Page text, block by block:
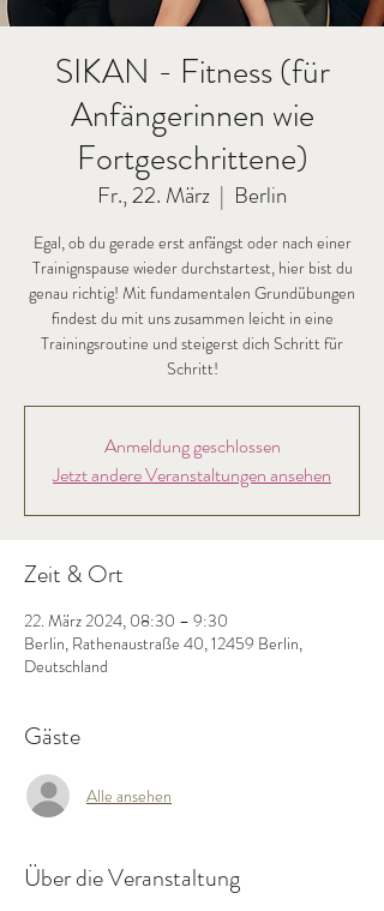
SIKAN - Fitness (für
Anfängerinnen wie
Fortgeschrittene)
Fr., 22. März
  |
Berlin
Egal, ob du gerade erst anfängst oder nach einer
Trainignspause wieder durchstartest, hier bist du
genau richtig! Mit fundamentalen Grundübungen
findest du mit uns zusammen leicht in eine
Trainingsroutine und steigerst dich Schritt für
Schritt!
Anmeldung geschlossen
Jetzt andere Veranstaltungen ansehen
Zeit & Ort
22. März 2024, 08:30 – 9:30
Berlin, Rathenaustraße 40, 12459 Berlin,
Deutschland
Gäste
Alle ansehen
Über die Veranstaltung